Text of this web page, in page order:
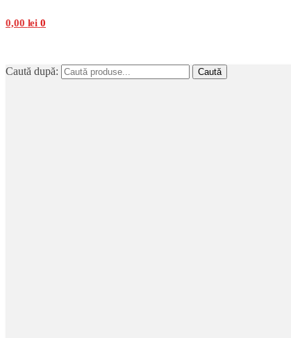
0,00 lei 0
Caută după: Caută